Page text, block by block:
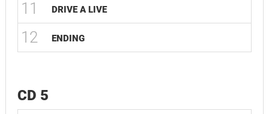
11 DRIVE A LIVE
12 ENDING
CD 5